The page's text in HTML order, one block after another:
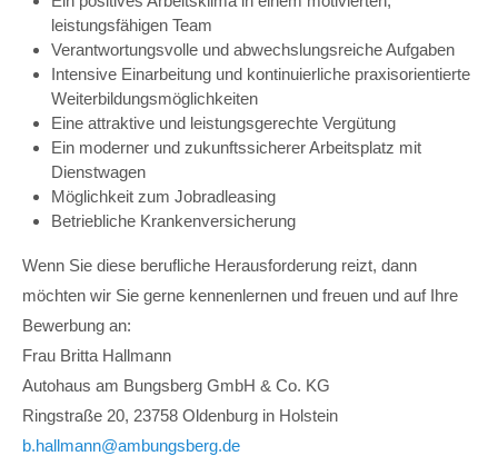
leistungsfähigen Team
Verantwortungsvolle und abwechslungsreiche Aufgaben
Intensive Einarbeitung und kontinuierliche praxisorientierte
Weiterbildungsmöglichkeiten
Eine attraktive und leistungsgerechte Vergütung
Ein moderner und zukunftssicherer Arbeitsplatz mit
Dienstwagen
Möglichkeit zum Jobradleasing
Betriebliche Krankenversicherung
Wenn Sie diese berufliche Herausforderung reizt, dann
möchten wir Sie gerne kennenlernen und freuen und auf Ihre
Bewerbung an:
Frau Britta Hallmann
Autohaus am Bungsberg GmbH & Co. KG
Ringstraße 20, 23758 Oldenburg in Holstein
b.hallmann@ambungsberg.de